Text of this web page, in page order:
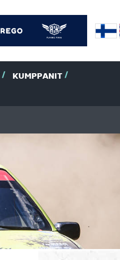
KUMPPANIT